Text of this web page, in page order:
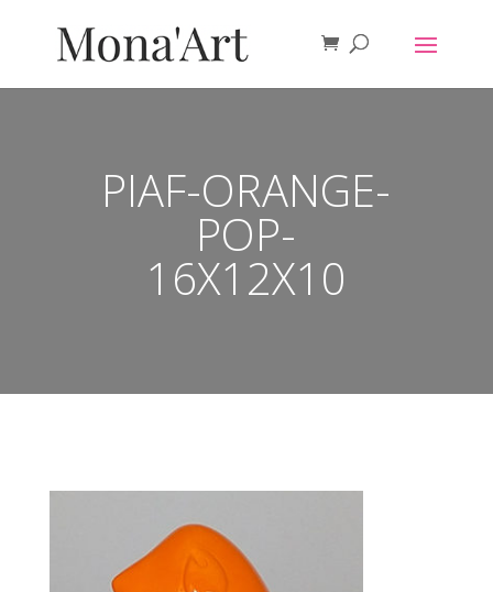
PIAF-ORANGE-
POP-
16X12X10